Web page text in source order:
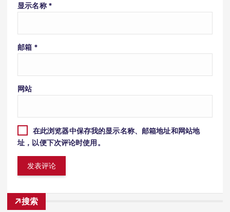
显示名称 *
邮箱 *
网站
在此浏览器中保存我的显示名称、邮箱地址和网站地
址，以便下次评论时使用。
搜索